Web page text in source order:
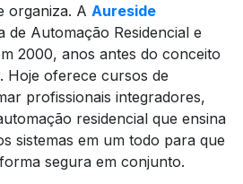
organiza. A Aureside
de Automação Residencial e
2000, anos antes do conceito
Hoje oferece cursos de
profissionais integradores,
residencial que ensina
sistemas em um todo para que
segura em conjunto.